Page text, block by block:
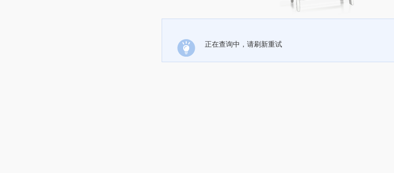
正在查询中，请刷新重试